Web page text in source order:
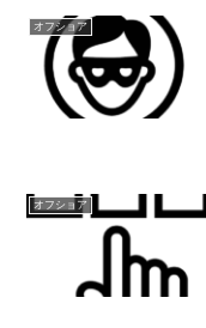
オフショア
オフショア